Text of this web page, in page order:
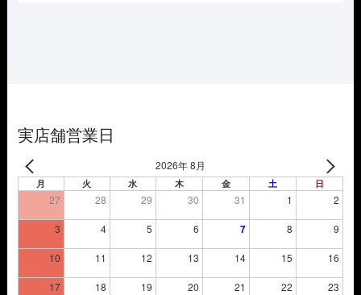
実店舗営業日
2026年 8月
月 火 水 木 金 土 日
27 28 29 30 31 1 2
3 4 5 6 7 8 9
10 11 12 13 14 15 16
17 18 19 20 21 22 23